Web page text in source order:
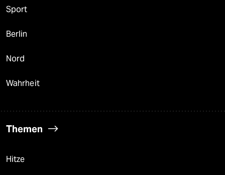
Sport
Berlin
Nord
Wahrheit
Themen
Hitze